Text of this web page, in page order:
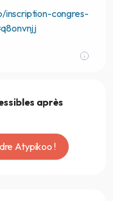
inscription-congres-
après
Atypikoo !